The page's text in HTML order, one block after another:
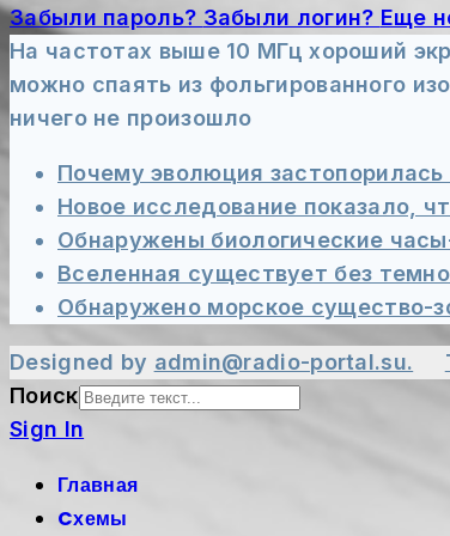
Забыли пароль? Забыли логин? Еще
На частотах выше 10 МГц хороший
можно спаять из фольгированного
ничего не произошло
Почему эволюция
Новое исследование показало,
Обнаружены биологические
Вселенная существует без
Обнаружено морское существо-
Designed by admin@radio-portal.su.
Поиск
Sign In
Главная
Cхемы